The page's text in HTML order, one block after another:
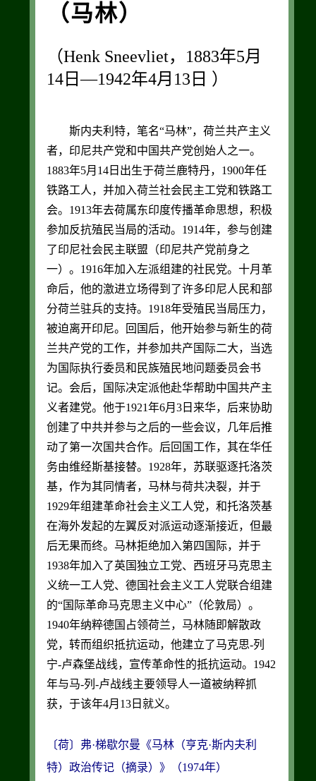
（马林）
（Henk Sneevliet，1883年5月
14日—1942年4月13日 ）
斯内夫利特，笔名“马林”，荷兰共产主义
者，印尼共产党和中国共产党创始人之一。
1883年5月14日出生于荷兰鹿特丹，1900年任
铁路工人，并加入荷兰社会民主工党和铁路工
会。1913年去荷属东印度传播革命思想，积极
参加反抗殖民当局的活动。1914年，参与创建
了印尼社会民主联盟（印尼共产党前身之
一）。1916年加入左派组建的社民党。十月革
命后，他的激进立场得到了许多印尼人民和部
分荷兰驻兵的支持。1918年受殖民当局压力，
被迫离开印尼。回国后，他开始参与新生的荷
兰共产党的工作，并参加共产国际二大，当选
为国际执行委员和民族殖民地问题委员会书
记。会后，国际决定派他赴华帮助中国共产主
义者建党。他于1921年6月3日来华，后来协助
创建了中共并参与之后的一些会议，几年后推
动了第一次国共合作。后回国工作，其在华任
务由维经斯基接替。1928年，苏联驱逐托洛茨
基，作为其同情者，马林与荷共决裂，并于
1929年组建革命社会主义工人党，和托洛茨基
在海外发起的左翼反对派运动逐渐接近，但最
后无果而终。马林拒绝加入第四国际，并于
1938年加入了英国独立工党、西班牙马克思主
义统一工人党、德国社会主义工人党联合组建
的“国际革命马克思主义中心”（伦敦局）。
1940年纳粹德国占领荷兰，马林随即解散政
党，转而组织抵抗运动，他建立了马克思-列
宁-卢森堡战线，宣传革命性的抵抗运动。1942
年与马-列-卢战线主要领导人一道被纳粹抓
获，于该年4月13日就义。
〔荷〕弗·梯歇尔曼《马林（亨克·斯内夫利
特）政治传记（摘录）》（1974年）